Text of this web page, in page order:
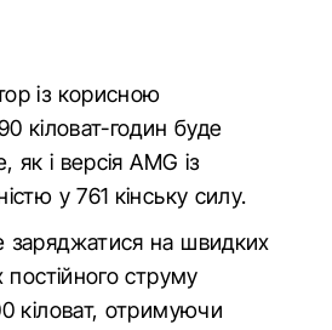
із корисною
кіловат-годин буде
як і версія AMG із
у 761 кінську силу.
на швидких
постійного струму
кіловат, отримуючи